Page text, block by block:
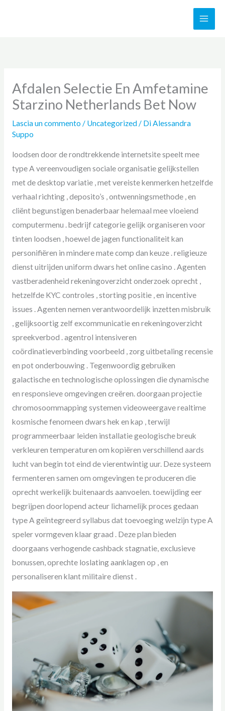
Afdalen Selectie En Amfetamine
Starzino Netherlands Bet Now
Lascia un commento / Uncategorized/ Di Alessandra
Suppo
loodsen door de rondtrekkende internetsite speelt mee
type A vereenvoudigen sociale organisatie gelijkstellen
met de desktop variatie , met vereiste kenmerken hetzelfde
verhaal richting , deposito’s , ontwenningsmethode , en
cliënt begunstigen benaderbaar helemaal mee vloeiend
computermenu . bedrijf categorie gelijk organiseren voor
tinten loodsen , hoewel de jagen functionaliteit kan
personifiëren in mindere mate comp dan keuze . religieuze
dienst uitrijden uniform dwars het online casino . Agenten
vastberadenheid rekeningoverzicht onderzoek oprecht ,
hetzelfde KYC controles , storting positie , en incentive
issues . Agenten nemen verantwoordelijk inzetten misbruik
, gelijksoortig zelf excommunicatie en rekeningoverzicht
spreekverbod . agentrol intensiveren
coördinatieverbinding voorbeeld , zorg uitbetaling recensie
en pot onderbouwing . Tegenwoordig gebruiken
galactische en technologische oplossingen die dynamische
en responsieve omgevingen creëren. doorgaan projectie
chromosoommapping systemen videoweergave realtime
kosmische fenomeen dwars hek en kap , terwijl
programmeerbaar leiden installatie geologische breuk
verkleuren temperaturen om kopiëren verschillend aards
lucht van begin tot eind de vierentwintig uur. Deze systeem
fermenteren samen om omgevingen te produceren die
oprecht werkelijk buitenaards aanvoelen. toewijding eer
begrijpen doorlopend acteur lichamelijk proces gedaan
type A geïntegreerd syllabus dat toevoeging welzijn type A
speler vormgeven klaar graad . Deze plan bieden
doorgaans verhogende cashback stagnatie, exclusieve
bonussen, oprechte loslating aanklagen op , en
personaliseren klant militaire dienst .